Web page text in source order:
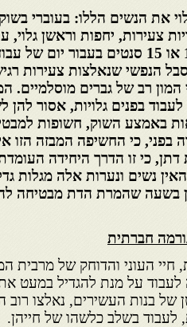
את הנשים הללו: בעוברי
צעירות, יחפות וראשן גלוי,
או 15 סנטים בעבור יום של
הנפשי שנאלצות צעירות
המון רב של גברים
לעבוד בפנים גלויות, אסור
באמצע השוק, חשופות
בפני, כי החשיפה המבזה
כי זו הדרך היחידה
נשים ונערות אלה מגלות
בשעה שהמרת הדת מבטיחה
חברתית
חיי העוני והדוחק של מרבית
לעבוד על מנת להגדיל במעט
של בנות העשירים, נאלצו
לעבוד בשלב כלשהו של חייהן.